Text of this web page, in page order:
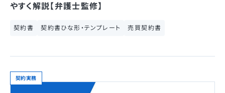
やすく解説【弁護士監修】
契約書 契約書ひな形・テンプレート 売買契約書
契約実務